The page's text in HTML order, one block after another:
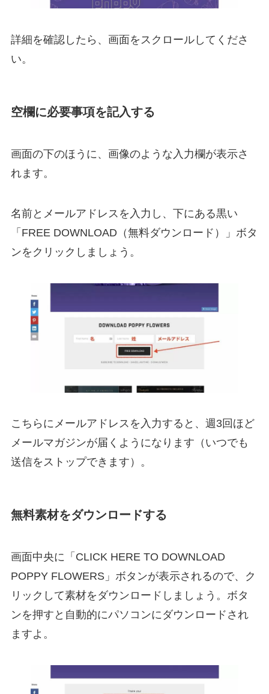
詳細を確認したら、画面をスクロールしてくださ
い。
空欄に必要事項を記入する
画面の下のほうに、画像のような入力欄が表示さ
れます。
名前とメールアドレスを入力し、下にある黒い
「FREE DOWNLOAD（無料ダウンロード）」ボタ
ンをクリックしましょう。
こちらにメールアドレスを入力すると、週3回ほど
メールマガジンが届くようになります（いつでも
送信をストップできます）。
無料素材をダウンロードする
画面中央に「CLICK HERE TO DOWNLOAD
POPPY FLOWERS」ボタンが表示されるので、ク
リックして素材をダウンロードしましょう。ボタ
ンを押すと自動的にパソコンにダウンロードされ
ますよ。